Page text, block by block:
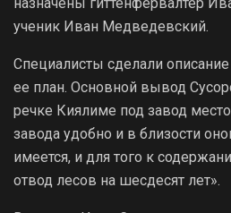
ученик Иван Медведевский.
Специалисты сделали описание
ее план. Основной вывод
речке Киялиме под завод
завода удобно и в близости
имеется, и для того к
отвод лесов на шесдесят лет».